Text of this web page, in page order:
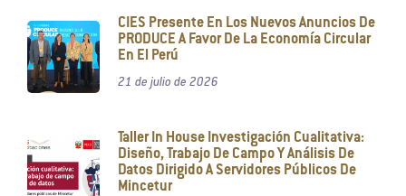
CIES Presente En Los Nuevos Anuncios De
PRODUCE A Favor De La Economía Circular
En El Perú
21 de julio de 2026
Taller In House Investigación Cualitativa:
Diseño, Trabajo De Campo Y Análisis De
Datos Dirigido A Servidores Públicos De
Mincetur